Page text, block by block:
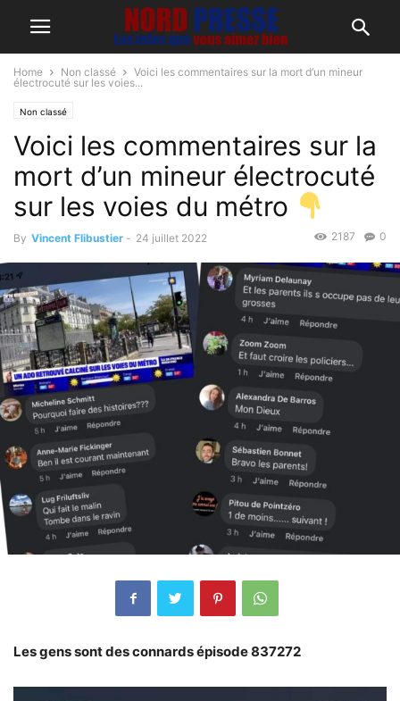
Home Non classé
Voici les commentaires sur la mort d’un mineur
électrocuté sur les voies...
Non classé
Voici les commentaires sur la
mort d’un mineur électrocuté
sur les voies du métro
By Vincent Flibustier - 24 juillet 2022 0
2187
Les gens sont des connards épisode 837272